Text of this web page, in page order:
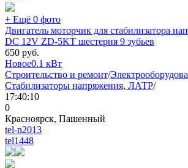
+ Ещё 0 фото
Двигатель моторчик для стабилизатора
DC 12V ZD-5KT шестерня 9 зубьев
650 руб.
Новое0.1 кВт
Строительство и ремонт/
Стабилизаторы напряжения, ЛАТР/
17:40:10
0
Красноярск, Пашенный
tel-n2013
tel1448